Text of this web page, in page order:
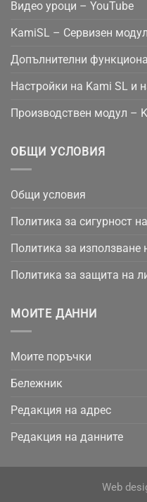
Видео уроци – YouTube
KamiSL – Сервизен модул
Допълнителни
Настройки на Kami SL и
Производствен модул –
ОБЩИ УСЛОВИЯ
Общи условия
Политика за сигурност
Политика за използване
Политика за защита на
МОИТЕ ДАННИ
Моите поръчки
Бележник
Редакция на адрес
Редакция на данните
Web